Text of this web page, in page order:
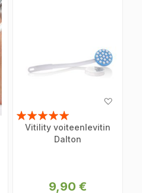
Lisää
toivelistaan
Arvosana:
97%Vitility voiteenlevitin
Dalton
9,90 €